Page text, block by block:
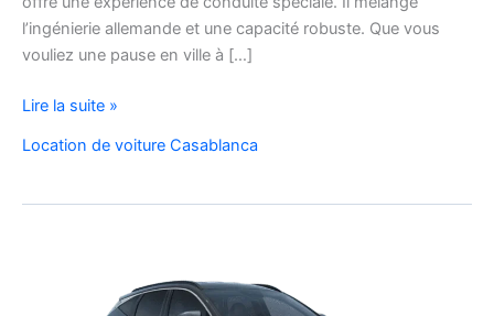
l’ingénierie allemande et une capacité robuste. Que vous
vouliez une pause en ville à […]
Location
Tiguan
Lire la suite »
Location de voiture Casablanca